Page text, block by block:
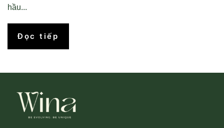
hầu...
Đọc tiếp